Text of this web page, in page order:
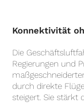
Konnektivität
Die
Regierungen und
durch direkte
steigert. Sie stärkt